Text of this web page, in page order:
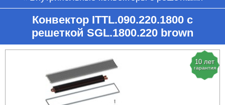
Конвектор ITTL.090.220.1800 с
решеткой SGL.1800.220 brown
10 лет
гарантия